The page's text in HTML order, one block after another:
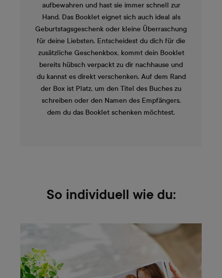
aufbewahren und hast sie immer schnell zur
Hand. Das Booklet eignet sich auch ideal als
Geburtstagsgeschenk oder kleine Überraschung
für deine Liebsten. Entscheidest du dich für die
zusätzliche Geschenkbox, kommt dein Booklet
bereits hübsch verpackt zu dir nachhause und
du kannst es direkt verschenken. Auf dem Rand
der Box ist Platz, um den Titel des Buches zu
schreiben oder den Namen des Empfängers,
dem du das Booklet schenken möchtest.
So individuell wie du: